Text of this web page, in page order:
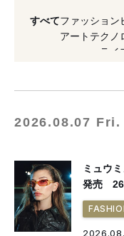
#2026年発売
すべてファッション
アート テクノ
ライ
2026.08.07 Fri.
ミュウ
発売 26